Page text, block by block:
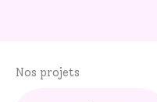
Nos projets